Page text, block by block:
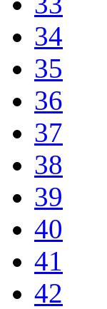
34
35
36
37
38
39
40
41
42